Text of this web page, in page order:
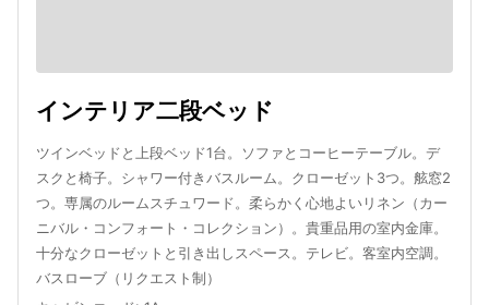
インテリア二段ベッド
ツインベッドと上段ベッド1台。ソファとコーヒーテーブル。デ
スクと椅子。シャワー付きバスルーム。クローゼット3つ。舷窓2
つ。専属のルームスチュワード。柔らかく心地よいリネン（カー
ニバル・コンフォート・コレクション）。貴重品用の室内金庫。
十分なクローゼットと引き出しスペース。テレビ。客室内空調。
バスローブ（リクエスト制）